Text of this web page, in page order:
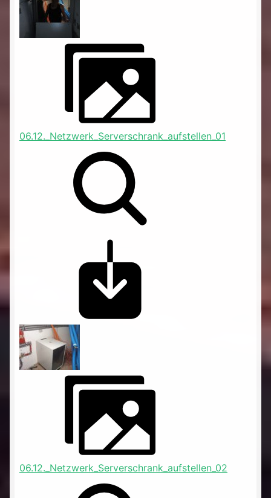
06.12._Netzwerk_Serverschrank_aufstellen_01
06.12._Netzwerk_Serverschrank_aufstellen_02